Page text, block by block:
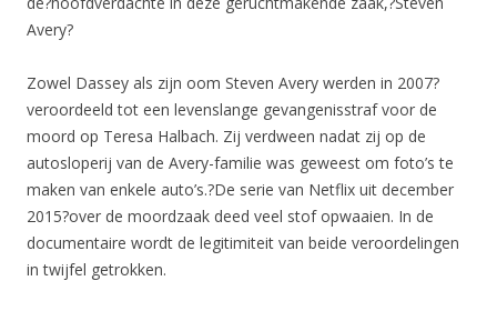
Avery?
Zowel Dassey als zijn oom Steven Avery werden in 2007?
veroordeeld tot een levenslange gevangenisstraf voor de
moord op Teresa Halbach. Zij verdween nadat zij op de
autosloperij van de Avery-familie was geweest om foto’s te
maken van enkele auto’s.?De serie van Netflix uit december
2015?over de moordzaak deed veel stof opwaaien. In de
documentaire wordt de legitimiteit van beide veroordelingen
in twijfel getrokken.